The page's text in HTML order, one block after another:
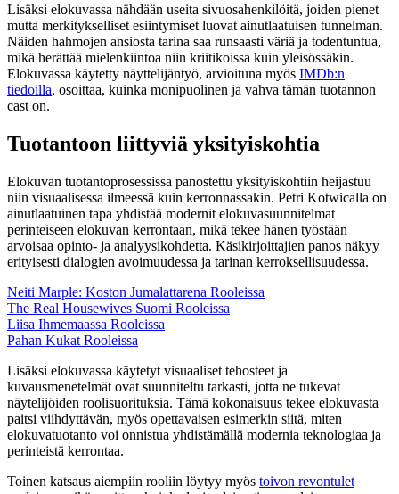
Lisäksi elokuvassa nähdään useita sivuosahenkilöitä, joiden pienet
mutta merkitykselliset esiintymiset luovat ainutlaatuisen tunnelman.
Näiden hahmojen ansiosta tarina saa runsaasti väriä ja todentuntua,
mikä herättää mielenkiintoa niin kriitikoissa kuin yleisössäkin.
Elokuvassa käytetty näyttelijäntyö, arvioituna myös IMDb:n
tiedoilla, osoittaa, kuinka monipuolinen ja vahva tämän tuotannon
cast on.
Tuotantoon liittyviä yksityiskohtia
Elokuvan tuotantoprosessissa panostettu yksityiskohtiin heijastuu
niin visuaalisessa ilmeessä kuin kerronnassakin. Petri Kotwicalla on
ainutlaatuinen tapa yhdistää modernit elokuvasuunnitelmat
perinteiseen elokuvan kerrontaan, mikä tekee hänen työstään
arvoisaa opinto- ja analyysikohdetta. Käsikirjoittajien panos näkyy
erityisesti dialogien avoimuudessa ja tarinan kerroksellisuudessa.
Neiti Marple: Koston Jumalattarena Rooleissa
The Real Housewives Suomi Rooleissa
Liisa Ihmemaassa Rooleissa
Pahan Kukat Rooleissa
Lisäksi elokuvassa käytetyt visuaaliset tehosteet ja
kuvausmenetelmät ovat suunniteltu tarkasti, jotta ne tukevat
näytelijöiden roolisuorituksia. Tämä kokonaisuus tekee elokuvasta
paitsi viihdyttävän, myös opettavaisen esimerkin siitä, miten
elokuvatuotanto voi onnistua yhdistämällä modernia teknologiaa ja
perinteistä kerrontaa.
Toinen katsaus aiempiin rooliin löytyy myös toivon revontulet